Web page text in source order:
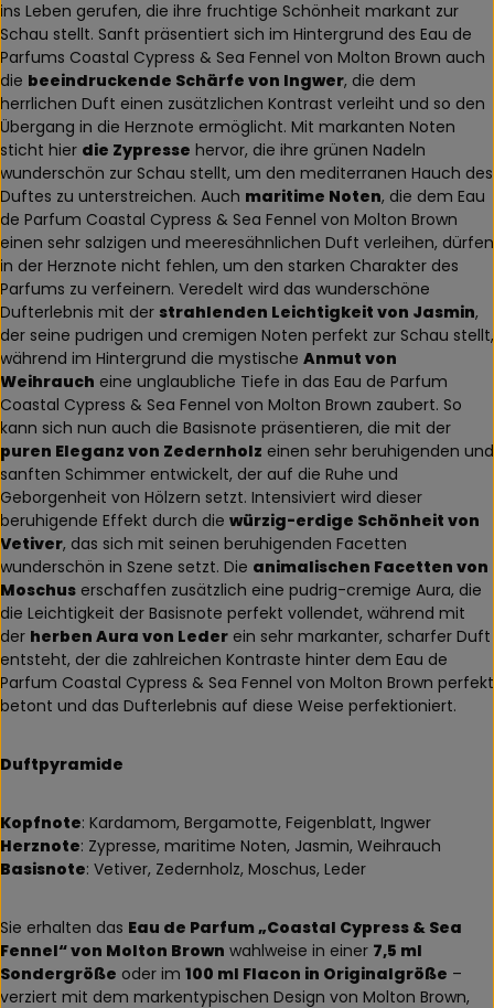
ins Leben gerufen, die ihre fruchtige Schönheit markant zur
Schau stellt. Sanft präsentiert sich im Hintergrund des Eau de
Parfums Coastal Cypress & Sea Fennel von Molton Brown auch
die beeindruckende Schärfe von Ingwer, die dem
herrlichen Duft einen zusätzlichen Kontrast verleiht und so den
Übergang in die Herznote ermöglicht. Mit markanten Noten
sticht hier die Zypresse hervor, die ihre grünen Nadeln
wunderschön zur Schau stellt, um den mediterranen Hauch des
Duftes zu unterstreichen. Auch maritime Noten, die dem Eau
de Parfum Coastal Cypress & Sea Fennel von Molton Brown
einen sehr salzigen und meeresähnlichen Duft verleihen, dürfen
in der Herznote nicht fehlen, um den starken Charakter des
Parfums zu verfeinern. Veredelt wird das wunderschöne
Dufterlebnis mit der strahlenden Leichtigkeit von Jasmin,
der seine pudrigen und cremigen Noten perfekt zur Schau stellt,
während im Hintergrund die mystische Anmut von
Weihrauch eine unglaubliche Tiefe in das Eau de Parfum
Coastal Cypress & Sea Fennel von Molton Brown zaubert. So
kann sich nun auch die Basisnote präsentieren, die mit der
puren Eleganz von Zedernholz einen sehr beruhigenden und
sanften Schimmer entwickelt, der auf die Ruhe und
Geborgenheit von Hölzern setzt. Intensiviert wird dieser
beruhigende Effekt durch die würzig-erdige Schönheit von
Vetiver, das sich mit seinen beruhigenden Facetten
wunderschön in Szene setzt. Die animalischen Facetten von
Moschus erschaffen zusätzlich eine pudrig-cremige Aura, die
die Leichtigkeit der Basisnote perfekt vollendet, während mit
der herben Aura von Leder ein sehr markanter, scharfer Duft
entsteht, der die zahlreichen Kontraste hinter dem Eau de
Parfum Coastal Cypress & Sea Fennel von Molton Brown perfekt
betont und das Dufterlebnis auf diese Weise perfektioniert.
Duftpyramide
Kopfnote: Kardamom, Bergamotte, Feigenblatt, Ingwer
Herznote: Zypresse, maritime Noten, Jasmin, Weihrauch
Basisnote: Vetiver, Zedernholz, Moschus, Leder
Sie erhalten das Eau de Parfum „Coastal Cypress & Sea
Fennel“ von Molton Brown wahlweise in einer 7,5 ml
Sondergröße oder im 100 ml Flacon in Originalgröße –
verziert mit dem markentypischen Design von Molton Brown,